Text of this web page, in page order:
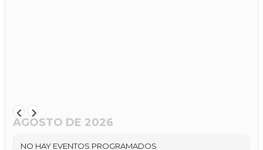
AGOSTO DE 2026
NO HAY EVENTOS PROGRAMADOS